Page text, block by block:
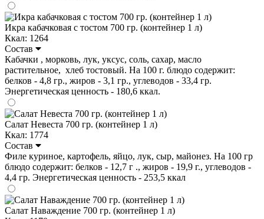
Икра кабачковая с тостом 700 гр. (контейнер 1 л)
Ккал: 1264
Состав
Кабачки , морковь, лук, уксус, соль, сахар, масло
растительное, хлеб тостовый. На 100 г. блюдо содержит:
белков - 4,8 гр., жиров - 3,1 гр., углеводов - 33,4 гр.
Энергетическая ценность - 180,6 ккал.
Салат Невеста 700 гр. (контейнер 1 л)
Ккал: 1774
Состав
Филе куриное, картофель, яйцо, лук, сыр, майонез. На 100 гр
блюдо содержит: белков - 12,7 г ., жиров - 19,9 г., углеводов -
4,4 гр. Энергетическая ценность - 253,5 ккал
Салат Наваждение 700 гр. (контейнер 1 л)